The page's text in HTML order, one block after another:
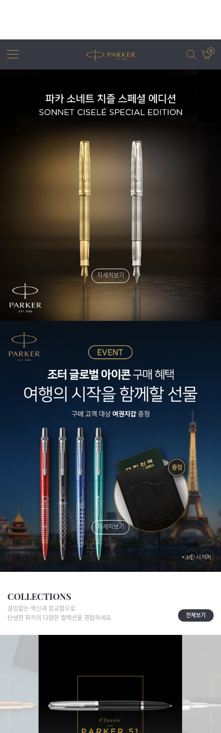
0
어번 아이엠 조터 XL
자세히보기
자세히보기
COLLECTIONS
끊임없는 혁신과 정교함으로
탄생한 파카의 다양한 컬렉션을 경험하세요.
전체보기